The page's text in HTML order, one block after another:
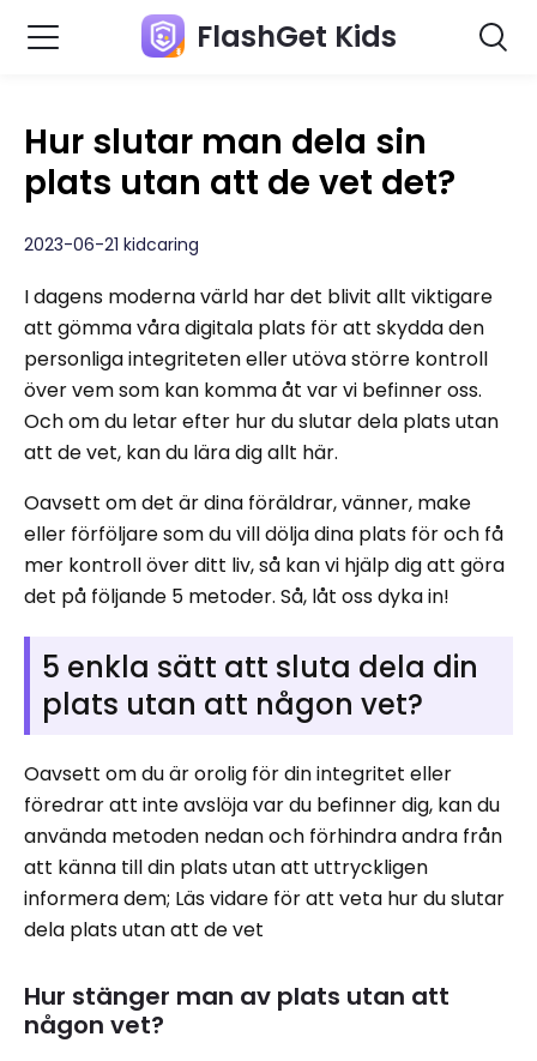
FlashGet Kids
Hur slutar man dela sin
plats utan att de vet det?
2023-06-21 kidcaring
I dagens moderna värld har det blivit allt viktigare
att gömma våra digitala plats för att skydda den
personliga integriteten eller utöva större kontroll
över vem som kan komma åt var vi befinner oss.
Och om du letar efter hur du slutar dela plats utan
att de vet, kan du lära dig allt här.
Oavsett om det är dina föräldrar, vänner, make
eller förföljare som du vill dölja dina plats för och få
mer kontroll över ditt liv, så kan vi hjälp dig att göra
det på följande 5 metoder. Så, låt oss dyka in!
5 enkla sätt att sluta dela din
plats utan att någon vet?
Oavsett om du är orolig för din integritet eller
föredrar att inte avslöja var du befinner dig, kan du
använda metoden nedan och förhindra andra från
att känna till din plats utan att uttryckligen
informera dem; Läs vidare för att veta hur du slutar
dela plats utan att de vet
Hur stänger man av plats utan att
någon vet?